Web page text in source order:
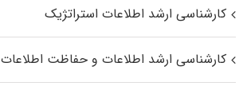
کارشناسی ارشد اطلاعات استراتژیک
کارشناسی ارشد اطلاعات و حفاظت اطلاعات